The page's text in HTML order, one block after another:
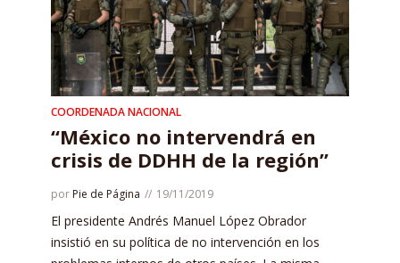
COORDENADA NACIONAL
“México no intervendrá en
crisis de DDHH de la región”
por Pie de Página 19/11/2019
El presidente Andrés Manuel López Obrador
insistió en su política de no intervención en los